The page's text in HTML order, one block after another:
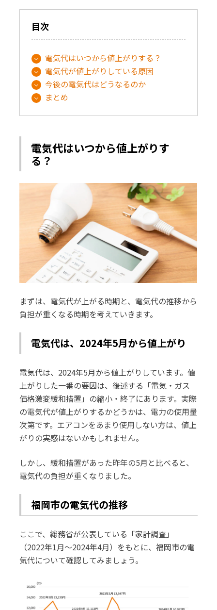
目次
電気代はいつから値上がりする？
電気代が値上がりしている原因
今後の電気代はどうなるのか
まとめ
電気代はいつから値上がりす
る？
まずは、電気代が上がる時期と、電気代の推移から
負担が重くなる時期を考えていきます。
電気代は、2024年5月から値上がり
電気代は、2024年5月から値上がりしています。値
上がりした一番の要因は、後述する「電気・ガス
価格激変緩和措置」の縮小・終了にあります。実際
の電気代が値上がりするかどうかは、電力の使用量
次第です。エアコンをあまり使用しない方は、値上
がりの実感はないかもしれません。
しかし、緩和措置があった昨年の5月と比べると、
電気代の負担が重くなりました。
福岡市の電気代の推移
ここで、総務省が公表している「家計調査」
（2022年1月～2024年4月）をもとに、福岡市の電
気代について確認してみましょう。